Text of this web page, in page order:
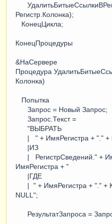
Регистр.Колонка);
КонецЦикла;
КонецПроцедуры
&НаСервере
Процедура
Колонка)
Попытка
Запрос = Новый Запрос;
Запрос.Текст =
"ВЫБРАТЬ
| " + ИмяРегистра + "." +
|ИЗ
| РегистрСведений." +
ИмяРегистра + "
|ГДЕ
| " + ИмяРегистра + "." +
NULL";
РезультатЗапроса =